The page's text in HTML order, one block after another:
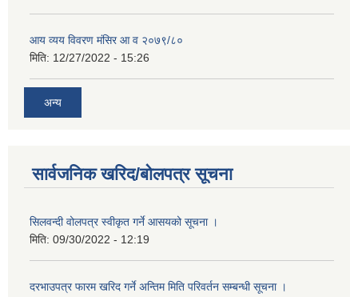
आय व्यय विवरण मंसिर आ व २०७९/८०
मिति: 12/27/2022 - 15:26
अन्य
सार्वजनिक खरिद/बोलपत्र सूचना
सिलवन्दी वोलपत्र स्वीकृत गर्ने आसयको सूचना ।
मिति: 09/30/2022 - 12:19
दरभाउपत्र फारम खरिद गर्ने अन्तिम मिति परिवर्तन सम्बन्धी सूचना ।